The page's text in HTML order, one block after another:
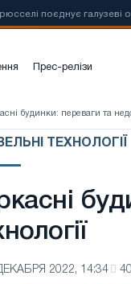
галузеві
Прес-релізи
будинки: переваги та
ТЕХНОЛОГІЇ
2022, 14:34 40